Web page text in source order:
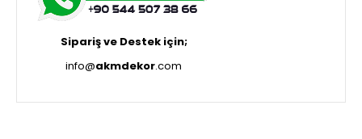
Sipariş ve Destek için;
info@akmdekor.com